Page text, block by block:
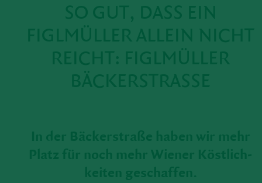
SO GUT, DASS EIN
FIGLMÜLLERALLEIN NICHT
REICHT: FIGLMÜLLER
BÄCKERSTRASSE
In der Bäcker­straße haben wir mehr
Platz für noch mehr Wiener Köst­lich­
keiten geschaffen.